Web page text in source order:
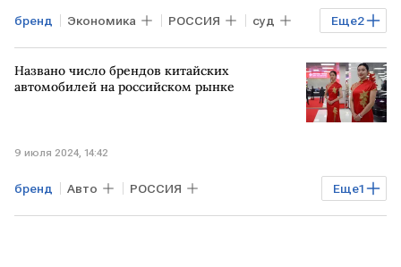
Еще2
бренд Экономика РОССИЯ суд
Вымпелком Билайн
Названо число брендов китайских
автомобилей на российском рынке
9 июля 2024, 14:42
Еще1
бренд Авто РОССИЯ
китайские авто